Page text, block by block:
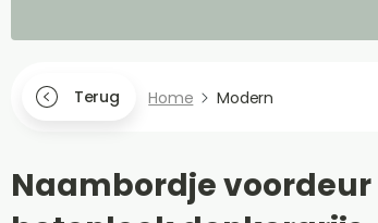
Terug Home Modern
Naambordje